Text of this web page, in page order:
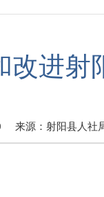
改进射
来源： 射阳县人社